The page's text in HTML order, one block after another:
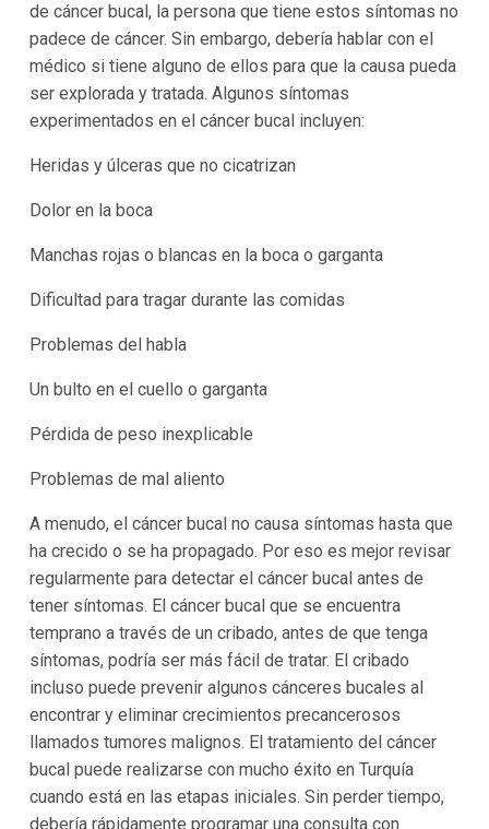
de cáncer bucal, la persona que tiene estos síntomas no
padece de cáncer. Sin embargo, debería hablar con el
médico si tiene alguno de ellos para que la causa pueda
ser explorada y tratada. Algunos síntomas
experimentados en el cáncer bucal incluyen:
Heridas y úlceras que no cicatrizan
Dolor en la boca
Manchas rojas o blancas en la boca o garganta
Dificultad para tragar durante las comidas
Problemas del habla
Un bulto en el cuello o garganta
Pérdida de peso inexplicable
Problemas de mal aliento
A menudo, el cáncer bucal no causa síntomas hasta que
ha crecido o se ha propagado. Por eso es mejor revisar
regularmente para detectar el cáncer bucal antes de
tener síntomas. El cáncer bucal que se encuentra
temprano a través de un cribado, antes de que tenga
síntomas, podría ser más fácil de tratar. El cribado
incluso puede prevenir algunos cánceres bucales al
encontrar y eliminar crecimientos precancerosos
llamados tumores malignos. El tratamiento del cáncer
bucal puede realizarse con mucho éxito en Turquía
cuando está en las etapas iniciales. Sin perder tiempo,
debería rápidamente programar una consulta con